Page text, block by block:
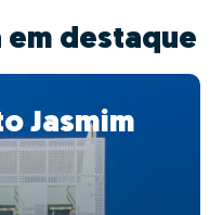
em destaque
Jasmim